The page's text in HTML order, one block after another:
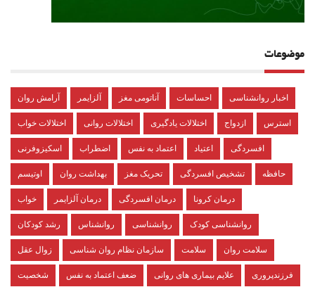
موضوعات
آرامش روان آلزایمر آناتومی مغز احساسات اخبار روانشناسی
اختلالات خواب اختلالات روانی اختلالات یادگیری ازدواج استرس
اسکیزوفرنی اضطراب اعتماد به نفس اعتیاد افسردگی
اوتیسم بهداشت روان تحریک مغز تشخیص افسردگی حافظه
خواب درمان آلزایمر درمان افسردگی درمان کرونا
رشد کودکان روانشناس روانشناسی روانشناسی کودک
زوال عقل سازمان نظام روان شناسی سلامت سلامت روان
شخصیت ضعف اعتماد به نفس علایم بیماری های روانی فرزندپروری